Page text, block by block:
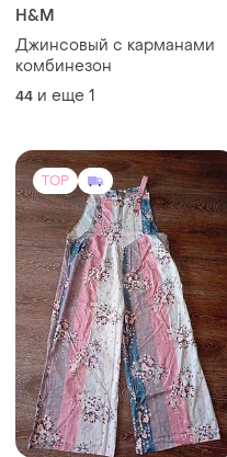
H&M
Джинсовый с карманами
комбинезон
44 и еще 1
TOP